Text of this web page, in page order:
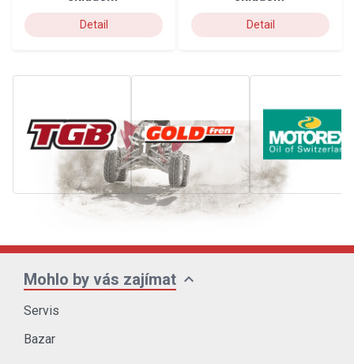
Detail Detail
Mohlo by vás zajímat expand_more
Servis
Bazar